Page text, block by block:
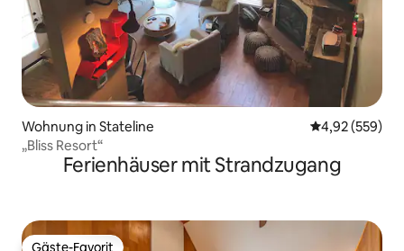
Wohnung in Stateline
4,92 (559)
„Bliss Resort“
Ferienhäuser mit Strandzugang
Gäste-Favorit